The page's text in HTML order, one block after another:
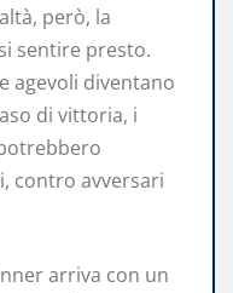
però, la
sentire presto.
agevoli diventano
di vittoria, i
contro avversari
arriva con un